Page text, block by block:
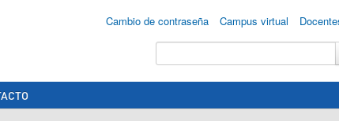
Cambio de contraseña Campus virtual